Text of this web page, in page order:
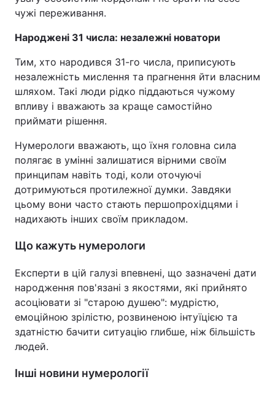
чужі переживання.
Народжені 31 числа: незалежні новатори
Тим, хто народився 31-го числа, приписують
незалежність мислення та прагнення йти власним
шляхом. Такі люди рідко піддаються чужому
впливу і вважають за краще самостійно
приймати рішення.
Нумерологи вважають, що їхня головна сила
полягає в умінні залишатися вірними своїм
принципам навіть тоді, коли оточуючі
дотримуються протилежної думки. Завдяки
цьому вони часто стають першопрохідцями і
надихають інших своїм прикладом.
Що кажуть нумерологи
Експерти в цій галузі впевнені, що зазначені дати
народження пов'язані з якостями, які прийнято
асоціювати зі "старою душею": мудрістю,
емоційною зрілістю, розвиненою інтуїцією та
здатністю бачити ситуацію глибше, ніж більшість
людей.
Інші новини нумерології